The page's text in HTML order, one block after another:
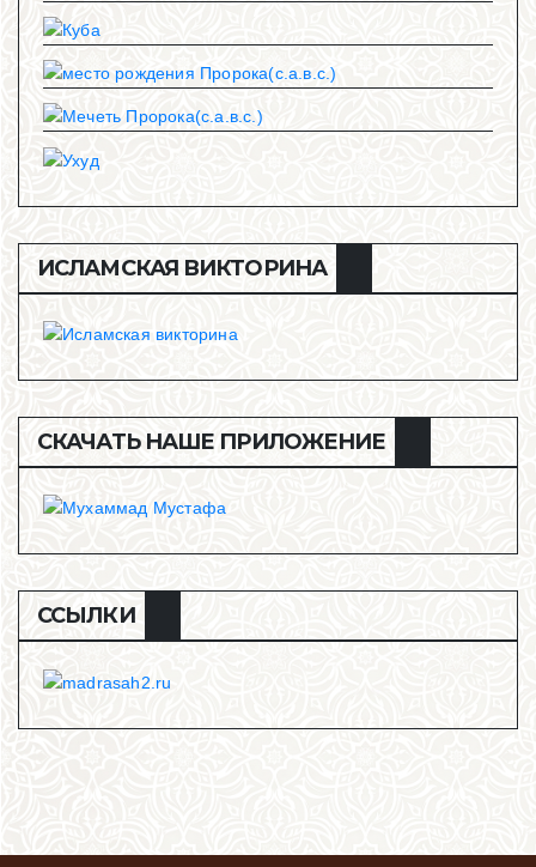
ИСЛАМСКАЯ ВИКТОРИНА
СКАЧАТЬ НАШЕ ПРИЛОЖЕНИЕ
ССЫЛКИ